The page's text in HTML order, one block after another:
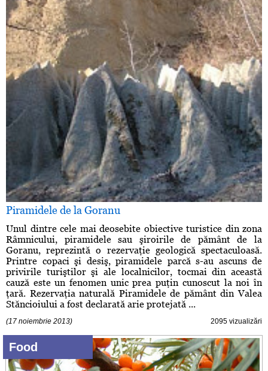
Piramidele de la Goranu
Unul dintre cele mai deosebite obiective turistice din zona
Râmnicului, piramidele sau şiroirile de pământ de la
Goranu, reprezintă o rezervaţie geologică spectaculoasă.
Printre copaci şi desiş, piramidele parcă s-au ascuns de
privirile turiştilor şi ale localnicilor, tocmai din această
cauză este un fenomen unic prea puţin cunoscut la noi în
ţară. Rezervaţia naturală Piramidele de pământ din Valea
Stăncioiului a fost declarată arie protejată ...
(17 noiembrie 2013) 2095 vizualizări
Food